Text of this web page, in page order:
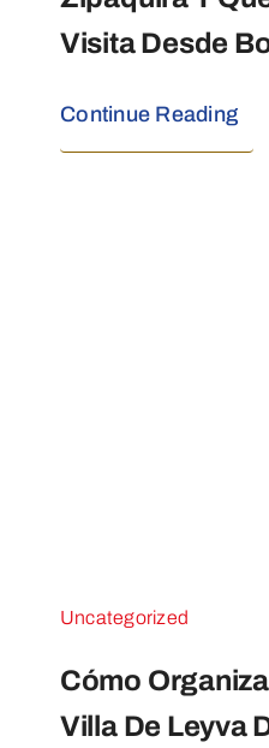
Visita Desde
Continue Reading
Uncategorized
Cómo
Villa De Leyva